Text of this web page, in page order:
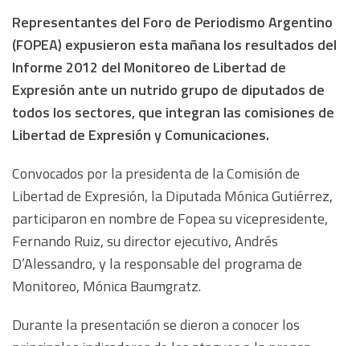
Representantes del Foro de Periodismo Argentino
(FOPEA) expusieron esta mañana los resultados del
Informe 2012 del Monitoreo de Libertad de
Expresión ante un nutrido grupo de diputados de
todos los sectores, que integran las comisiones de
Libertad de Expresión y Comunicaciones.
Convocados por la presidenta de la Comisión de
Libertad de Expresión, la Diputada Mónica Gutiérrez,
participaron en nombre de Fopea su vicepresidente,
Fernando Ruiz, su director ejecutivo, Andrés
D’Alessandro, y la responsable del programa de
Monitoreo, Mónica Baumgratz.
Durante la presentación se dieron a conocer los